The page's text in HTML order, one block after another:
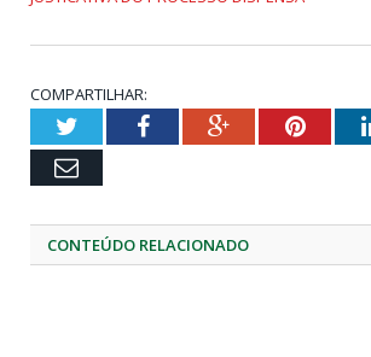
COMPARTILHAR:
TwitterFacebookGoogle+
Email
CONTEÚDO RELACIONADO